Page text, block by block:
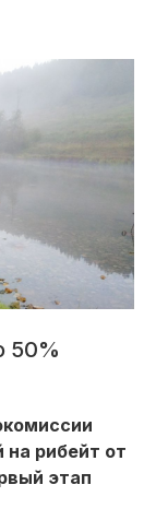
50%
на рибейт от
этап